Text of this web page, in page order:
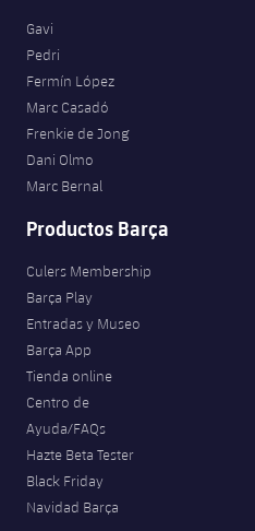
Gavi
Pedri
Fermín López
Marc Casadó
Frenkie de Jong
Dani Olmo
Marc Bernal
Productos Barça
Culers Membership
Barça Play
Entradas y Museo
Barça App
Tienda online
Centro de
Ayuda/FAQs
Hazte Beta Tester
Black Friday
Navidad Barça